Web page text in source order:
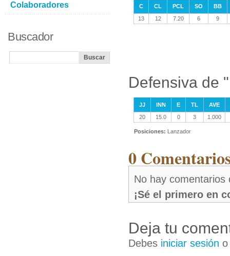
C CL PCL SO
BB
13
12 7.20 6 9
Defensiva de
JJ INN E TL
AVE
20
15.0 0 3 1.000
Posiciones: Lanzador
0
No hay comentarios
¡Sé el primero en
Deja tu
Debes iniciar sesión
Colaboradores
Buscador